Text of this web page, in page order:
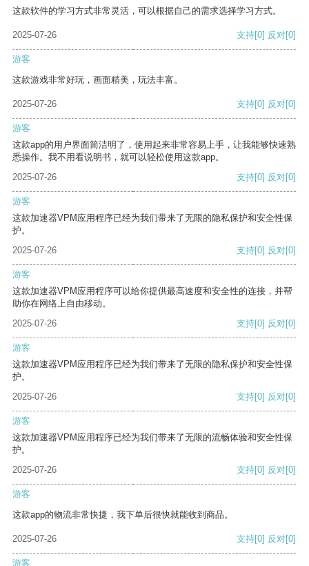
这款软件的学习方式非常灵活，可以根据自己的需求选择学习方式。
2025-07-26 支持[0] 反对[0]
游客
这款游戏非常好玩，画面精美，玩法丰富。
2025-07-26 支持[0] 反对[0]
游客
这款app的用户界面简洁明了，使用起来非常容易上手，让我能够快速熟
悉操作。我不用看说明书，就可以轻松使用这款app。
2025-07-26
支持[0] 反对[0]
游客
这款加速器VPM应用程序已经为我们带来了无限的隐私保护和安全性保
护。
2025-07-26
支持[0] 反对[0]
游客
这款加速器VPM应用程序可以给你提供最高速度和安全性的连接，并帮
助你在网络上自由移动。
2025-07-26
支持[0] 反对[0]
游客
这款加速器VPM应用程序已经为我们带来了无限的隐私保护和安全性保
护。
2025-07-26
支持[0] 反对[0]
游客
这款加速器VPM应用程序已经为我们带来了无限的流畅体验和安全性保
护。
2025-07-26
支持[0] 反对[0]
游客
这款app的物流非常快捷，我下单后很快就能收到商品。
2025-07-26 支持[0] 反对[0]
游客